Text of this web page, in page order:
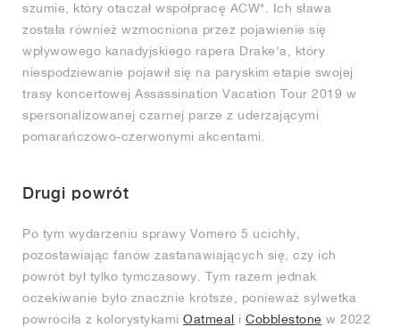
szumie, który otaczał współpracę ACW*. Ich sława
została również wzmocniona przez pojawienie się
wpływowego kanadyjskiego rapera Drake'a, który
niespodziewanie pojawił się na paryskim etapie swojej
trasy koncertowej Assassination Vacation Tour 2019 w
spersonalizowanej czarnej parze z uderzającymi
pomarańczowo-czerwonymi akcentami.
Drugi powrót
Po tym wydarzeniu sprawy Vomero 5 ucichły,
pozostawiając fanów zastanawiających się, czy ich
powrót był tylko tymczasowy. Tym razem jednak
oczekiwanie było znacznie krótsze, ponieważ sylwetka
powróciła z kolorystykami Oatmeal i Cobblestone w 2022